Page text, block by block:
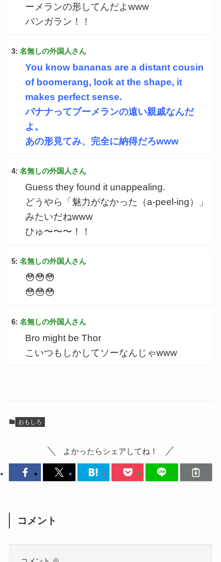
ーメランの形してんだよwww
バンガラン！！
3: 名無しの外国人さん
You know bananas are a distant cousin
of boomerang, look at the shape, it
makes perfect sense.
バナナってブーメランの遠い親戚なんだ
よ。
あの形見てみ、完全に納得だろwww
4: 名無しの外国人さん
Guess they found it unappealing.
どうやら「魅力がなかった（a-peel-ing）」
みたいだねwww
ひゅ〜〜〜！！
5: 名無しの外国人さん
😳😳😳
😳😳😳
6: 名無しの外国人さん
Bro might be Thor
こいつもしかしてソーなんじゃwww
おもしろ
よかったらシェアしてね！
コメント